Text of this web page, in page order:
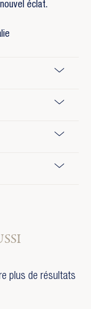
éclat.
plus de résultats